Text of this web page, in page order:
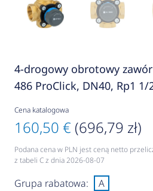
4-drogowy obrotowy
486 ProClick, DN40, Rp1 1/
Cena katalogowa
160,50 € (696,79 zł)
Podana cena w PLN jest ceną netto
z tabeli C z dnia 2026-08-07
Grupa rabatowa: A